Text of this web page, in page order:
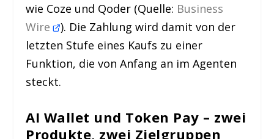
wie Coze und Qoder (Quelle: Business
Wire ). Die Zahlung wird damit von der
letzten Stufe eines Kaufs zu einer
Funktion, die von Anfang an im Agenten
steckt.
AI Wallet und Token Pay – zwei
Produkte, zwei Zielgruppen